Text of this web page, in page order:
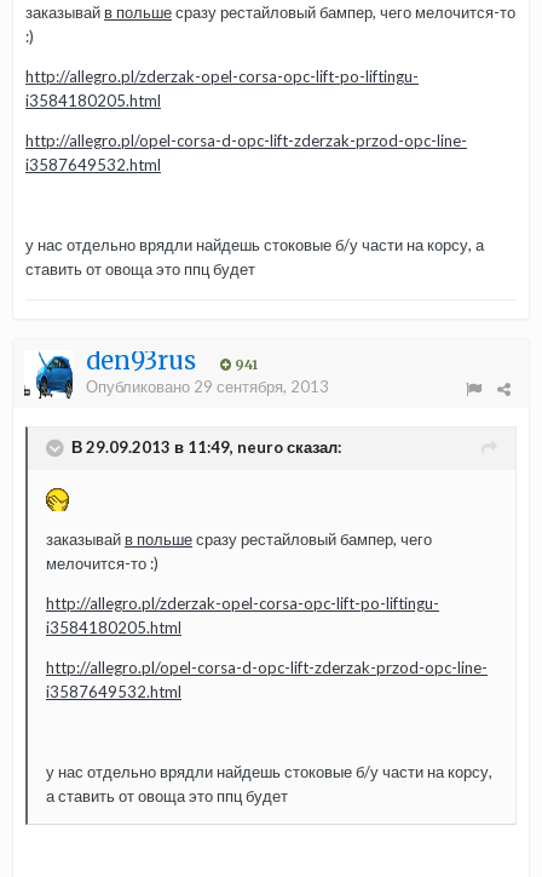
заказывай в польшесразу рестайловый бампер, чего мелочится-то
:)
http://allegro.pl/zderzak-opel-corsa-opc-lift-po-liftingu-
i3584180205.html
http://allegro.pl/opel-corsa-d-opc-lift-zderzak-przod-opc-line-
i3587649532.html
у нас отдельно врядли найдешь стоковые б/у части на корсу, а
ставить от овоща это ппц будет
den93rus 941
Опубликовано 29 сентября, 2013
В 29.09.2013 в 11:49, neuro сказал:
заказывай в польшесразу рестайловый бампер, чего
мелочится-то :)
http://allegro.pl/zderzak-opel-corsa-opc-lift-po-liftingu-
i3584180205.html
http://allegro.pl/opel-corsa-d-opc-lift-zderzak-przod-opc-line-
i3587649532.html
у нас отдельно врядли найдешь стоковые б/у части на корсу,
а ставить от овоща это ппц будет